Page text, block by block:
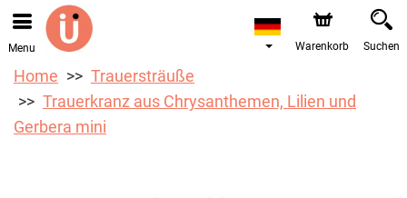
Bestellungen über unseren Onlineshop nehmen wir gerne
entgegen. Der frühestmögliche Liefertermin ist ab dem
10.08.2026 aufgrund von Betriebsurlaub.
Menu Warenkorb Suchen
Home
Trauersträuße
Trauerkranz aus Chrysanthemen, Lilien und
Gerbera mini